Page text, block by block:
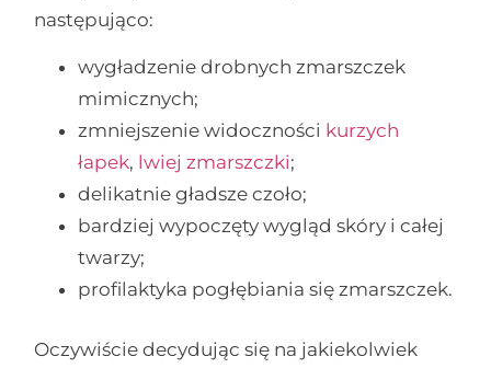
następująco:
wygładzenie drobnych zmarszczek
mimicznych;
zmniejszenie widoczności kurzych
łapek, lwiej zmarszczki;
delikatnie gładsze czoło;
bardziej wypoczęty wygląd skóry i całej
twarzy;
profilaktyka pogłębiania się zmarszczek.
Oczywiście decydując się na jakiekolwiek